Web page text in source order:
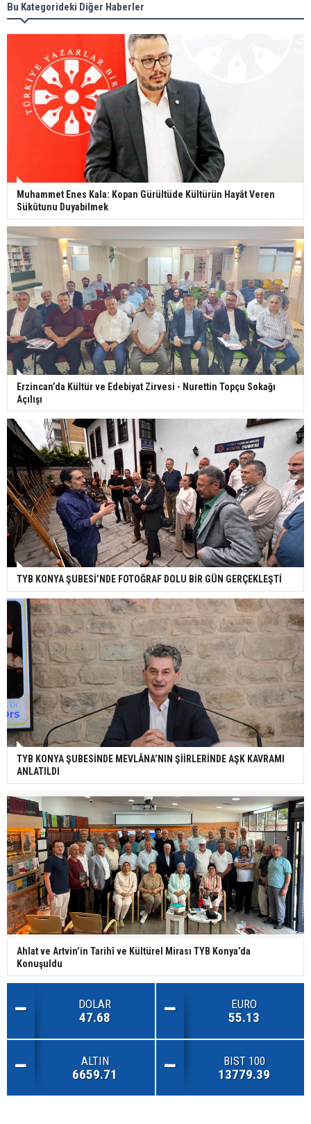
Bu Kategorideki Diğer Haberler
Muhammet Enes Kala: Kopan Gürültüde Kültürün Hayât Veren
Sükûtunu Duyabilmek
Erzincan’da Kültür ve Edebiyat Zirvesi - Nurettin Topçu Sokağı
Açılışı
TYB KONYA ŞUBESİ’NDE FOTOĞRAF DOLU BİR GÜN GERÇEKLEŞTİ
TYB KONYA ŞUBESİNDE MEVLÂNA’NIN ŞİİRLERİNDE AŞK KAVRAMI
ANLATILDI
Ahlat ve Artvin’in Tarihî ve Kültürel Mirası TYB Konya’da
Konuşuldu
DOLAR
47.68
EURO
55.13
ALTIN
6659.71
BIST 100
13779.39